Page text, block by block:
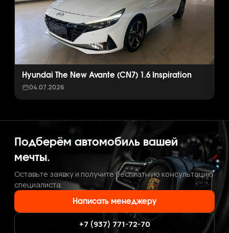
Hyundai The New Avante (CN7) 1.6 Inspiration
04.07.2026
Подберём автомобиль вашей
мечты.
Оставьте заявку и получите бесплатную консультацию
специалиста.
Написать менеджеру
+7 (937) 771-72-70